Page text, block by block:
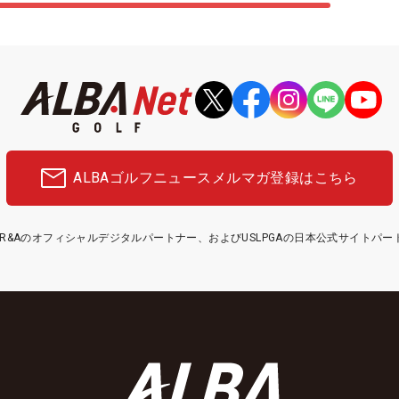
ALBAゴルフニュース メルマガ登録はこちら
のオフィシャルデジタルパートナー、およびUSLPGAの日本公式サイトパー